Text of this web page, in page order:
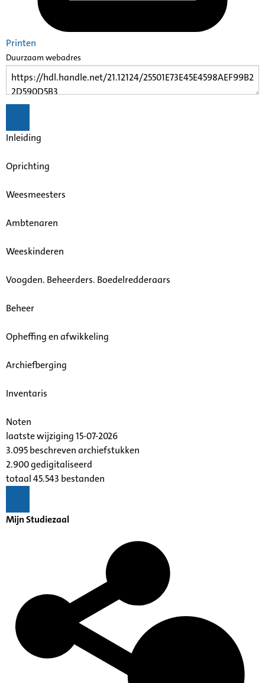
Printen
Duurzaam webadres
Inleiding
Oprichting
Weesmeesters
Ambtenaren
Weeskinderen
Voogden. Beheerders. Boedelredderaars
Beheer
Opheffing en afwikkeling
Archiefberging
Inventaris
Noten
laatste wijziging 15-07-2026
3.095 beschreven archiefstukken
2.900 gedigitaliseerd
totaal 45.543 bestanden
Mijn Studiezaal